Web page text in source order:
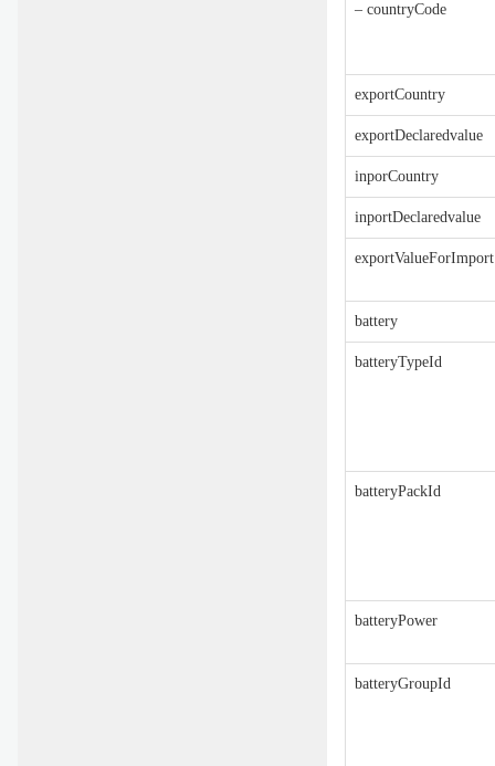
– countryCode
exportCountry
exportDeclaredvalue
inporCountry
inportDeclaredvalue
exportValueForImport
battery
batteryTypeId
batteryPackId
batteryPower
batteryGroupId